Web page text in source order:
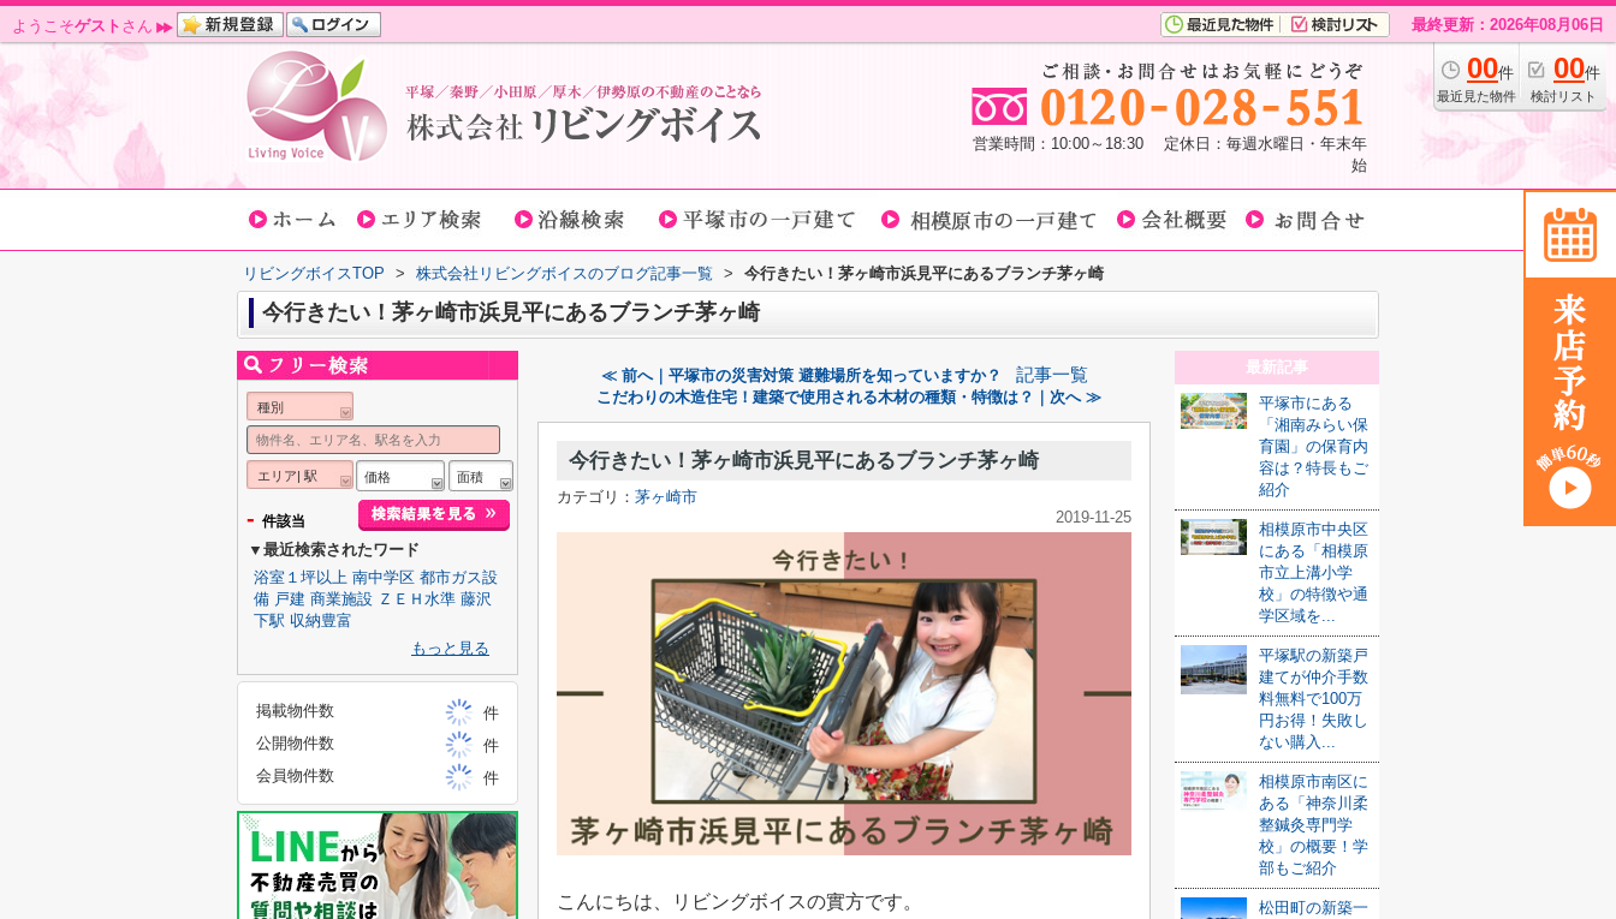
ようこそゲスト さん 最終更新：2026年08月06日
00件
最近見た物件
00件
検討リスト
営業時間：10:00～18:30 定休日：毎週水曜日・年末年
始
リビングボイスTOP > 株式会社リビングボイスのブログ記事一覧 > 今行きたい！茅ヶ崎市浜見平にあるブランチ茅ヶ崎
今行きたい！茅ヶ崎市浜見平にあるブランチ茅ヶ崎
≪ 前へ｜平塚市の災害対策 避難場所を知っていますか？ 記事一覧
こだわりの木造住宅！建築で使用される木材の種類・特徴は？｜次へ ≫
今行きたい！茅ヶ崎市浜見平にあるブランチ茅ヶ崎
カテゴリ： 茅ヶ崎市
2019-11-25
こんにちは、リビングボイスの實方です。
最新記事
平塚市にある
「湘南みらい保
育園」の保育内
容は？特長もご
紹介
相模原市中央区
にある「相模原
市立上溝小学
校」の特徴や通
学区域を...
平塚駅の新築戸
建てが仲介手数
料無料で100万
円お得！失敗し
ない購入...
相模原市南区に
ある「神奈川柔
整鍼灸専門学
校」の概要！学
部もご紹介
松田町の新築一
種別
エリア| 駅 価格 面積
- 件該当
▼最近検索されたワード
浴室１坪以上 南中学区 都市ガス設
備 戸建 商業施設 ＺＥＨ水準 藤沢
下駅 収納豊富
もっと見る
掲載物件数
件
公開物件数
件
会員物件数
件